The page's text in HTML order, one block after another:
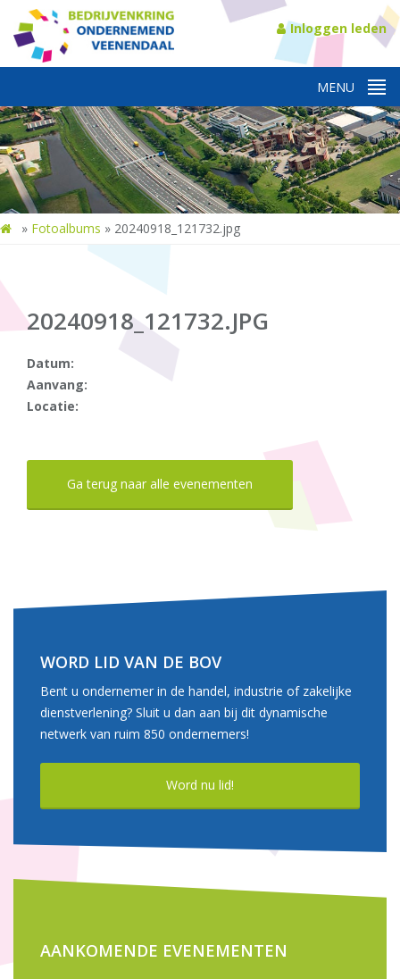
Inloggen leden
» Fotoalbums » 20240918_121732.jpg
20240918_121732.JPG
Datum:
Aanvang:
Locatie:
Ga terug naar alle evenementen
WORD LID VAN DE BOV
Bent u ondernemer in de handel, industrie of zakelijke
dienstverlening? Sluit u dan aan bij dit dynamische
netwerk van ruim 850 ondernemers!
Word nu lid!
AANKOMENDE EVENEMENTEN